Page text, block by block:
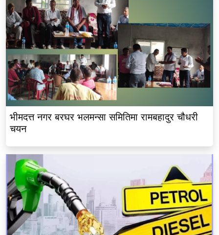
भीमदत्त नगर बरघर भलमन्सा समितिमा रामबहादुर चौधरी
चयन